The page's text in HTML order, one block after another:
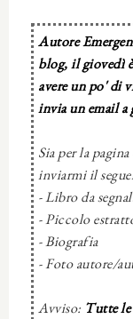
Autore
blog, il giovedì
avere un po' di
invia un email
Sia per la
inviarmi il
- Libro da
- Piccolo
- Biografia
- Foto autore/
Avviso: Tutte le